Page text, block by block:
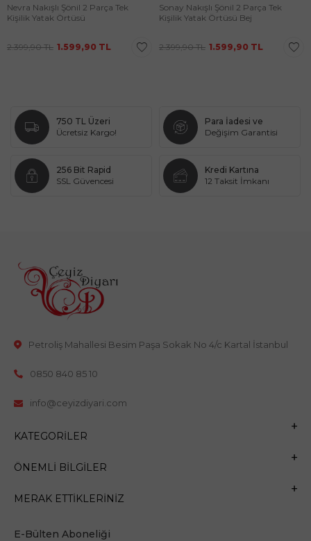
Nevra Nakışlı Şönil 2 Parça Tek
Kişilik Yatak Örtüsü
2.399,90TL 1.599,90 TL
Sonay Nakışlı Şönil 2 Parça Tek
Kişilik Yatak Örtüsü Bej
2.399,90TL 1.599,90 TL
750 TL Üzeri
Ücretsiz Kargo!
Para İadesi ve
Değişim Garantisi
256 Bit Rapid
SSL Güvencesi
Kredi Kartına
12 Taksit İmkanı
Petroliş Mahallesi Besim Paşa Sokak No 4/c Kartal İstanbul
0850 840 85 10
info@ceyizdiyari.com
KATEGORILER
ÖNEMLI BILGILER
MERAK ETTIKLERINIZ
E-Bülten Aboneliği